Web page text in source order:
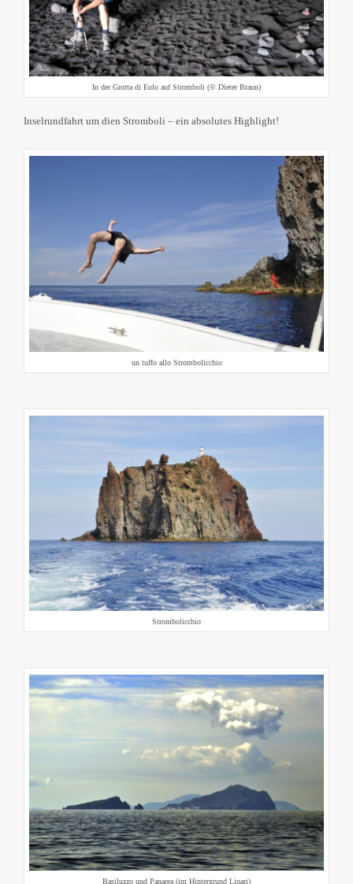
In der Grotta di Eolo auf Stromboli (© Dieter Braun)
Inselrundfahrt um dien Stromboli – ein absolutes Highlight!
un tuffo allo Strombolicchio
Strombolicchio
Basiluzzo und Panarea (im Hintergrund Lipari)